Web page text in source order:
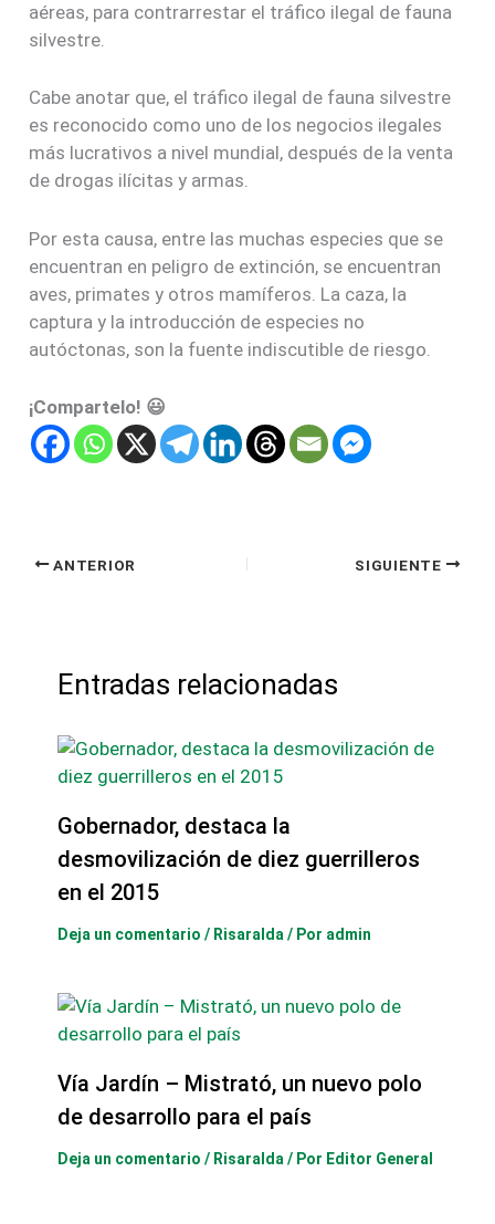
aéreas, para contrarrestar el tráfico ilegal de fauna
silvestre.
Cabe anotar que, el tráfico ilegal de fauna silvestre
es reconocido como uno de los negocios ilegales
más lucrativos a nivel mundial, después de la venta
de drogas ilícitas y armas.
Por esta causa, entre las muchas especies que se
encuentran en peligro de extinción, se encuentran
aves, primates y otros mamíferos. La caza, la
captura y la introducción de especies no
autóctonas, son la fuente indiscutible de riesgo.
¡Compartelo! 😃
ANTERIOR SIGUIENTE
Entradas relacionadas
Gobernador, destaca la
desmovilización de diez guerrilleros
en el 2015
Deja un comentario / Risaralda/ Por admin
Vía Jardín – Mistrató, un nuevo polo
de desarrollo para el país
Deja un comentario / Risaralda/ Por Editor General